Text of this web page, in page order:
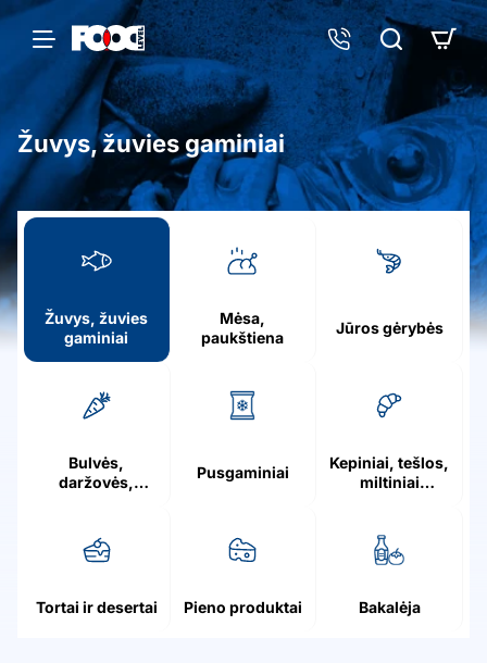
h
o
m
e
Žuvys, žuvies gaminiai
Žuvys, žuvies
gaminiai
Mėsa,
paukštiena
Jūros gėrybės
Bulvės,
daržovės,
Pusgaminiai
Kepiniai, tešlos,
miltiniai
Tortai ir desertai Pieno produktai Bakalėja